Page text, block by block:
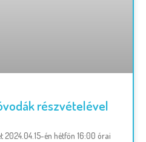
részvételével
2024.04.15-én hétfőn 16:00 órai